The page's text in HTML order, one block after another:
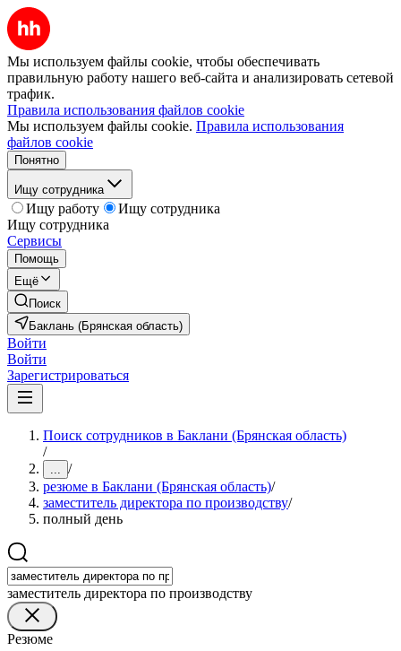
Мы используем файлы cookie, чтобы обеспечивать
правильную работу нашего веб-сайта и анализировать сетевой
трафик.
Правила использования файлов cookie
Мы используем файлы cookie. Правила использования
файлов cookie
Понятно
Ищу сотрудника
Ищу работу
Ищу сотрудника
Ищу сотрудника
Сервисы
Помощь
Ещё
Поиск
Баклань (Брянская область)
Войти
Войти
Зарегистрироваться
Поиск сотрудников в Баклани (Брянская область)
/
... /
резюме в Баклани (Брянская область)/
заместитель директора по производству/
полный день
заместитель директора по производству
Резюме